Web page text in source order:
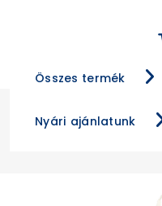
Összes termék
Nyári ajánlatunk